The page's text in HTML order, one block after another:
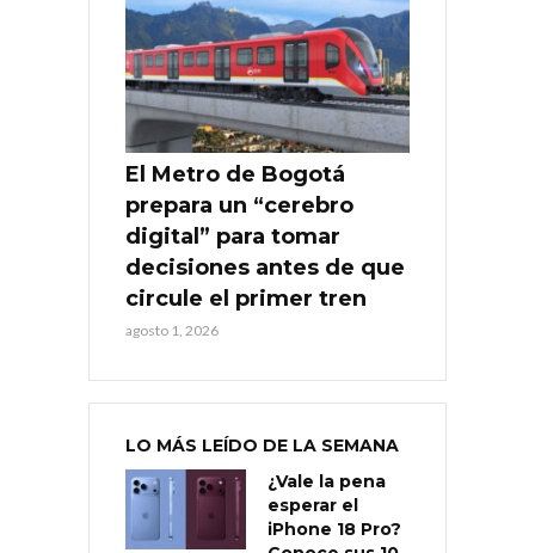
El Metro de Bogotá
prepara un “cerebro
digital” para tomar
decisiones antes de que
circule el primer tren
agosto 1, 2026
LO MÁS LEÍDO DE LA SEMANA
¿Vale la pena
esperar el
iPhone 18 Pro?